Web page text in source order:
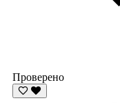
Проверено